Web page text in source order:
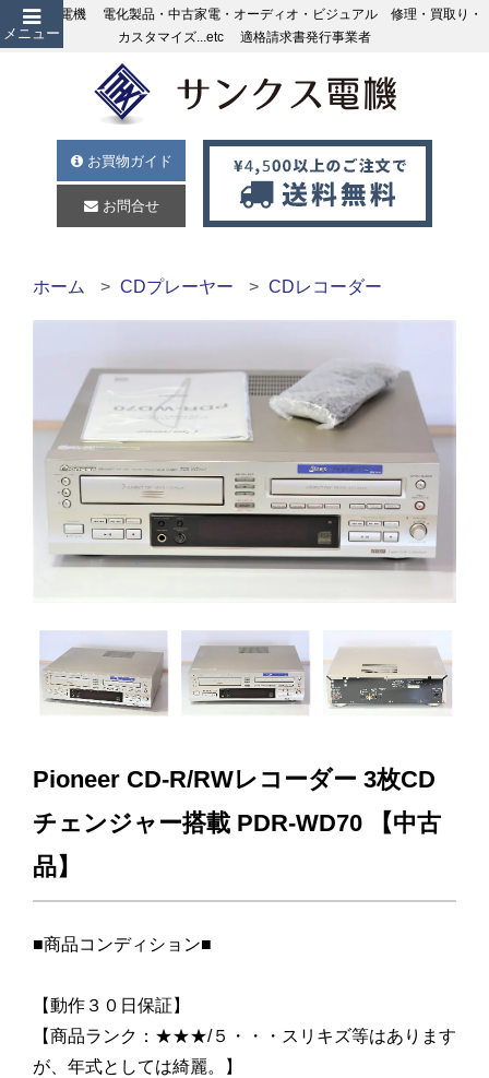
メニュー
サンクス電機 電化製品・中古家電・オーディオ・ビジュアル 修理・買取り・
カスタマイズ...etc 適格請求書発行事業者
お買物ガイド
お問合せ
ホーム CDプレーヤー CDレコーダー
Pioneer CD‐R/RWレコーダー 3枚CD
チェンジャー搭載 PDR-WD70 【中古
品】
■商品コンディション■
【動作３０日保証】
【商品ランク：★★★/５・・・スリキズ等はあります
が、年式としては綺麗。】